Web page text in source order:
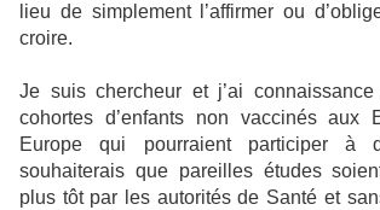
lieu de simplement l’affirmer ou
croire.
Je suis chercheur et j’ai
cohortes d’enfants non vaccinés aux
Europe qui pourraient participer à
souhaiterais que pareilles études
plus tôt par les autorités de Santé et